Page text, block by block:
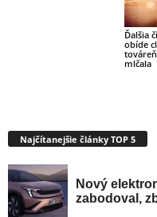
Ďalšia
obíde
mlčala
Najčítanejšie články TOP 5